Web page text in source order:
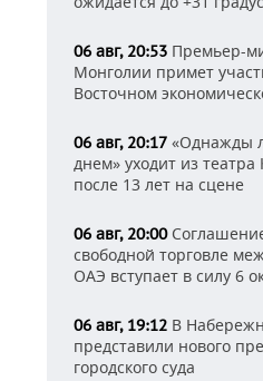
06 авг, 20:53 Премьер-
Монголии примет
Восточном
06 авг, 20:17 «Однажды
днем» уходит из театра
после 13 лет на сцене
06 авг, 20:00
свободной торговле
ОАЭ вступает в силу 6
06 авг, 19:12 В
представили нового
городского суда